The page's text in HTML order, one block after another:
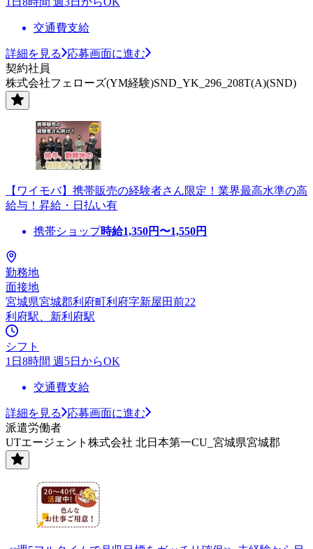
交通費支給
詳細を見る
応募画面に進む
契約社員
株式会社フェローズ(YM経験)SND_YK_296_208T(A)(SND)
【ワイモバ】携帯販売の経験者さん限定！業界最高水準の高
給与！昇給・日払い有
携帯ショップ時給1,350円〜1,550円
勤務地
面接地
宮城県宮城郡利府町利府字新屋田前22
利府駅、新利府駅
シフト
1日8時間 週5日からOK
交通費支給
詳細を見る
応募画面に進む
派遣労働者
UTエージェント株式会社 北日本第一CU_宮城県宮城郡